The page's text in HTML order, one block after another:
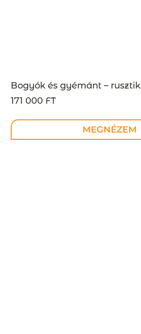
Bogyók és gyémánt –
171 000 FT
MEGNÉZEM